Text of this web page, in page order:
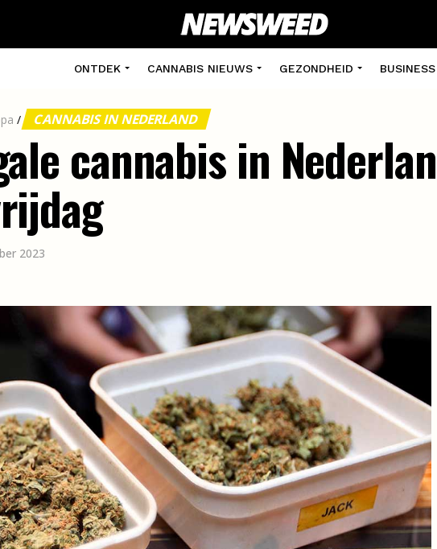
ONTDEK CANNABIS NIEUWS GEZONDHEID BUSINESS
/ CANNABIS IN NEDERLAND
cannabis in
2023